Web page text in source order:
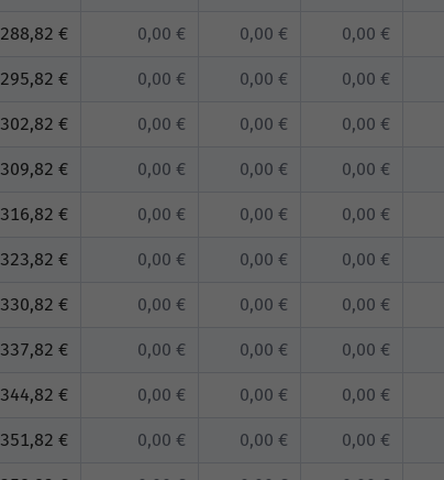
288,82 € 0,00 € 0,00 € 0,00 €
295,82 € 0,00 € 0,00 € 0,00 €
302,82 € 0,00 € 0,00 € 0,00 €
309,82 € 0,00 € 0,00 € 0,00 €
316,82 € 0,00 € 0,00 € 0,00 €
323,82 € 0,00 € 0,00 € 0,00 €
330,82 € 0,00 € 0,00 € 0,00 €
337,82 € 0,00 € 0,00 € 0,00 €
344,82 € 0,00 € 0,00 € 0,00 €
351,82 € 0,00 € 0,00 € 0,00 €